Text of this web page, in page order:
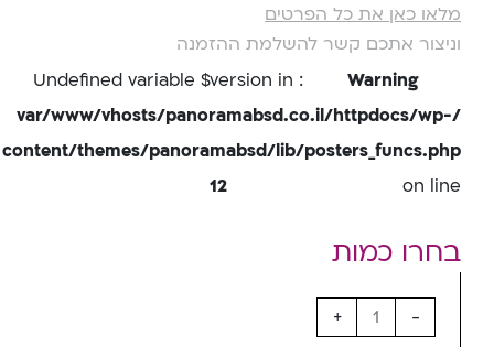
מלאו כאן את כל הפרטים
וניצור אתכם קשר להשלמת ההזמנה
Warning
: Undefined variable $version in
/var/www/vhosts/panoramabsd.co.il/httpdocs/wp-
content/themes/panoramabsd/lib/posters_funcs.php
on line
12
-
+